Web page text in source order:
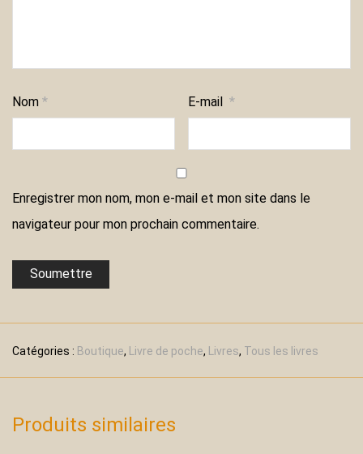
Nom * E-mail*
Enregistrer mon nom, mon e-mail et mon site dans le
navigateur pour mon prochain commentaire.
Catégories : Boutique, Livre de poche, Livres, Tous les livres
Produits similaires